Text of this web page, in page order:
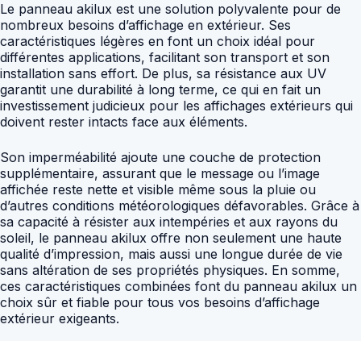
Le panneau akilux est une solution polyvalente pour de
nombreux besoins d’affichage en extérieur. Ses
caractéristiques légères en font un choix idéal pour
différentes applications, facilitant son transport et son
installation sans effort. De plus, sa résistance aux UV
garantit une durabilité à long terme, ce qui en fait un
investissement judicieux pour les affichages extérieurs qui
doivent rester intacts face aux éléments.
Son imperméabilité ajoute une couche de protection
supplémentaire, assurant que le message ou l’image
affichée reste nette et visible même sous la pluie ou
d’autres conditions météorologiques défavorables. Grâce à
sa capacité à résister aux intempéries et aux rayons du
soleil, le panneau akilux offre non seulement une haute
qualité d’impression, mais aussi une longue durée de vie
sans altération de ses propriétés physiques. En somme,
ces caractéristiques combinées font du panneau akilux un
choix sûr et fiable pour tous vos besoins d’affichage
extérieur exigeants.